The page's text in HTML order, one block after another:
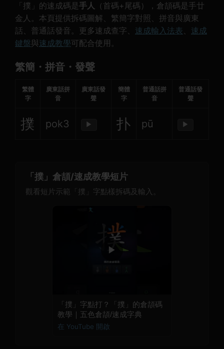
「撲」的速成碼是 手人 （首碼+尾碼），倉頡碼是手廿
金人。本頁提供拆碼圖解、繁簡字對照、拼音與廣東
話、普通話發音。更多速成查字、 速成輸入法表、 速成
鍵盤與速成教學可配合使用。
繁簡・拼音・發聲
繁體
字
廣東話拼
音
廣東話發
聲
簡體
字
普通話拼
音
普通話發
聲
撲 pok3 ▶ 扑 pū ▶
「撲」倉頡/速成教學短片
觀看短片示範「撲」字點樣拆碼及輸入。
▶
「撲」字點打？「撲」的倉頡碼
教學｜五色倉頡/速成字典
在 YouTube 開啟